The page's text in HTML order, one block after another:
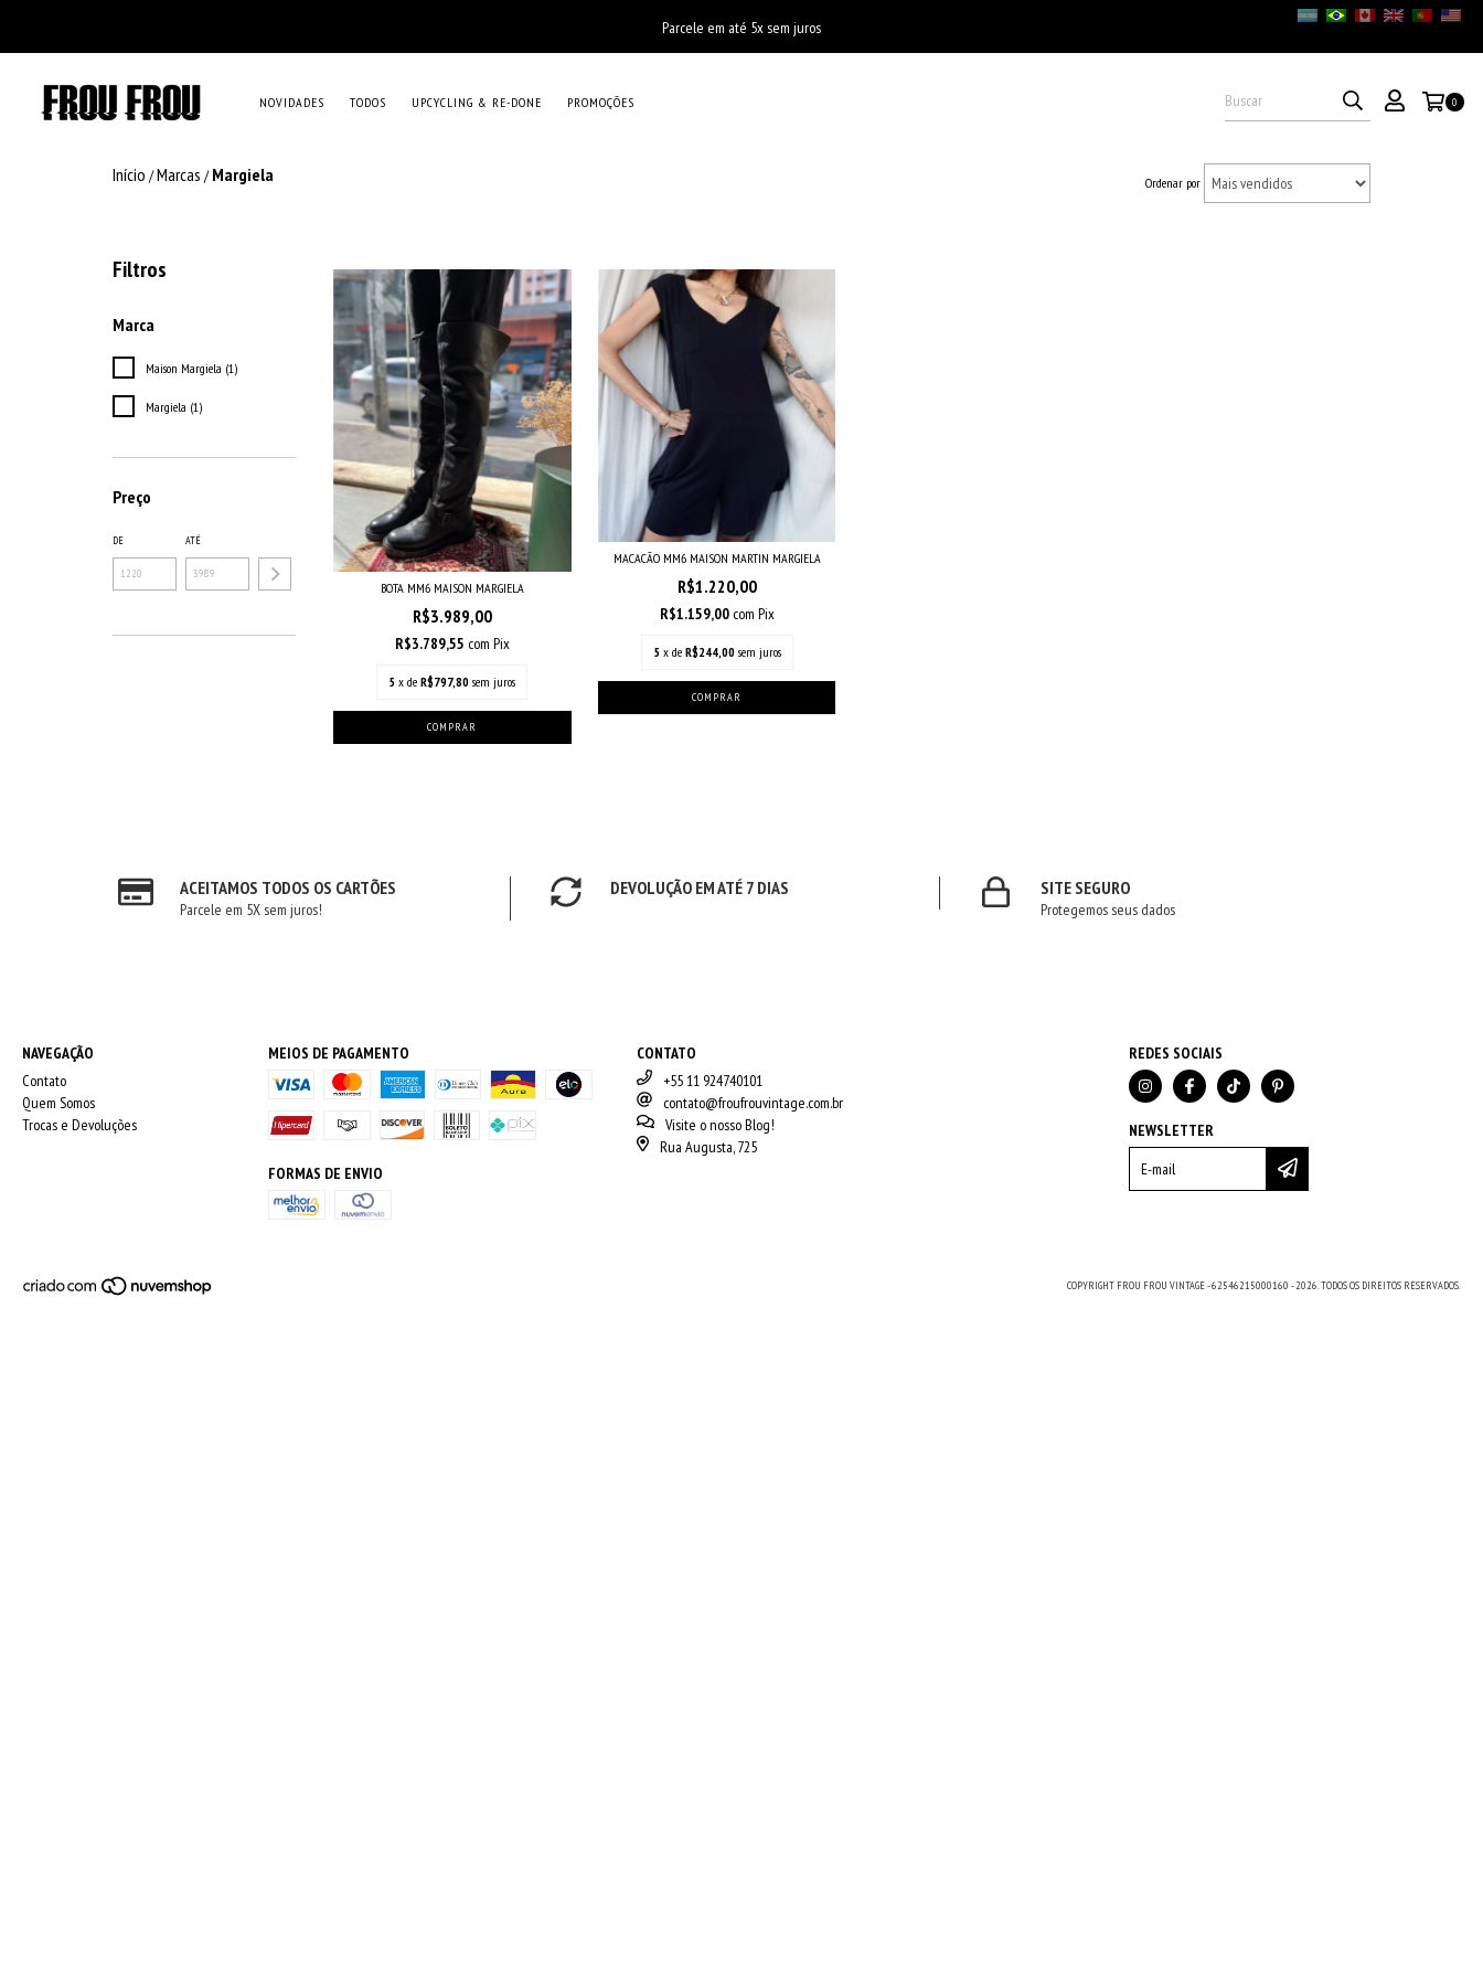
Parcele em até 5x sem juros
NOVIDADES TODOS UPCYCLING & RE-DONE PROMOÇÕES 0
Início /Marcas / Margiela Ordenar por
Filtros
Marca
Maison Margiela (1)
Margiela (1)
Preço
DE ATÉ
BOTA MM6 MAISON MARGIELA
R$3.989,00
R$3.789,55 com Pix
5 x deR$797,80 sem juros
MACACÃO MM6 MAISON MARTIN MARGIELA
R$1.220,00
R$1.159,00 com Pix
5 x de R$244,00 sem juros
ACEITAMOS TODOS OS CARTÕES
Parcele em 5X sem juros!
DEVOLUÇÃO EM ATÉ 7 DIAS SITE SEGURO
Protegemos seus dados
NAVEGAÇÃO
Contato
Quem Somos
Trocas e Devoluções
MEIOS DE PAGAMENTO
FORMAS DE ENVIO
CONTATO
+55 11 924740101
contato@froufrouvintage.com.br
Visite o nosso Blog!
Rua Augusta, 725
REDES SOCIAIS
NEWSLETTER
COPYRIGHT FROU FROU VINTAGE - 62546215000160 - 2026. TODOS OS DIREITOS RESERVADOS.